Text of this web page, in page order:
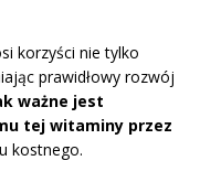
korzyści nie tylko
prawidłowy rozwój
ważne jest
tej witaminy przez
kostnego.